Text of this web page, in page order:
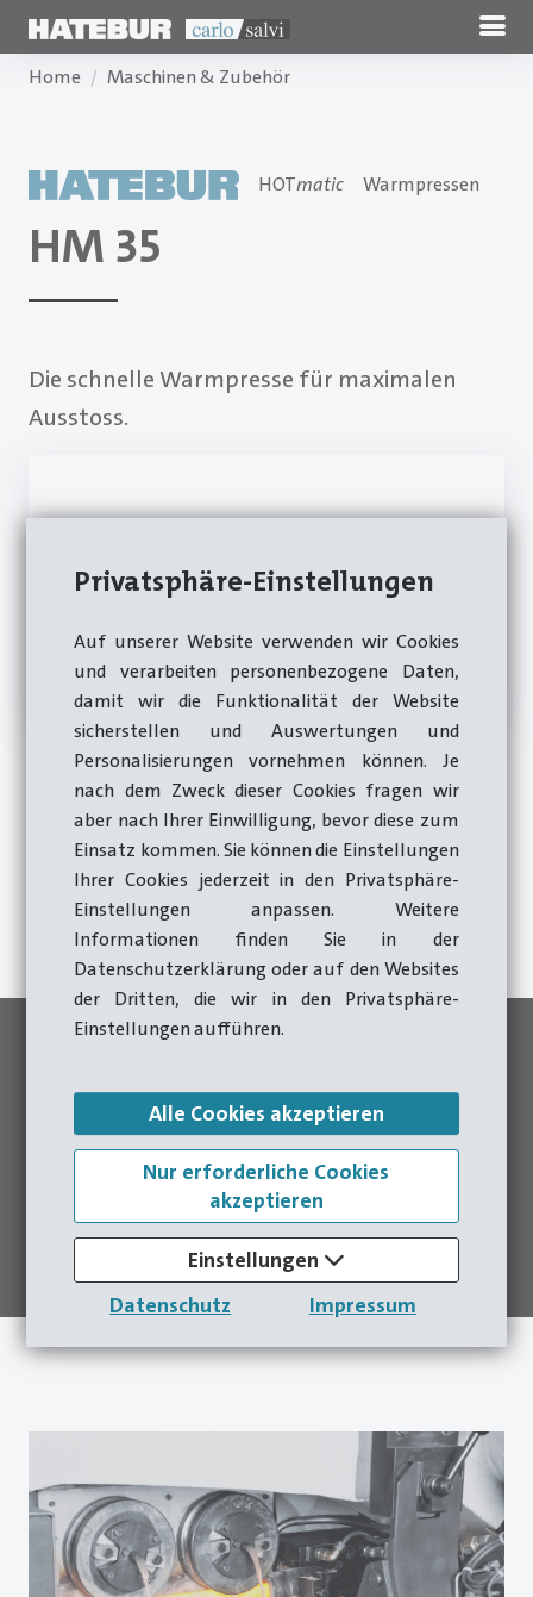
Privatsphäre-Einstellungen
Auf unserer Website verwenden wir Cookies
und verarbeiten personenbezogene Daten,
damit wir die Funktionalität der Website
sicherstellen und Auswertungen und
Personalisierungen vornehmen können. Je
nach dem Zweck dieser Cookies fragen wir
aber nach Ihrer Einwilligung, bevor diese zum
Einsatz kommen. Sie können die Einstellungen
Ihrer Cookies jederzeit in den Privatsphäre-
Einstellungen anpassen. Weitere
Informationen finden Sie in der
Datenschutzerklärung oder auf den Websites
der Dritten, die wir in den Privatsphäre-
Einstellungen aufführen.
Alle Cookies akzeptieren
Nur erforderliche Cookies
akzeptieren
Einstellungen
Datenschutz
Impressum
Home Maschinen & Zubehör
HOTmatic Warmpressen
HM 35
Die schnelle Warmpresse für maximalen
Ausstoss.
Jetzt Beratung anfordern
Zum Kontaktformular
Warmpresse
Teiledurchmesser
150Teile
Ausstoss pro Minute
3.800kN